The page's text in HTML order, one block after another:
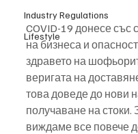
Industry Regulations
Lifestyle
COVID-19 донесе със
на бизнеса и
здравето на
веригата на
това доведе до нови
получаване на
виждаме все повече